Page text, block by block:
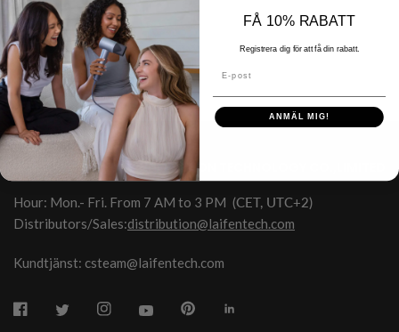
HONGKONG SHUYE INNOVATION TECHNOLOGY CO.,LIMITED
Hour: Mon.- Fri. From 7 AM to 3 PM (CET, UTC+2)
Distributors/Sales:distribution@laifentech.com
Kundtjänst: csteam@laifentech.com
FÅ 10% RABATT
Registrera dig för att få din rabatt.
ANMÄL MIG!